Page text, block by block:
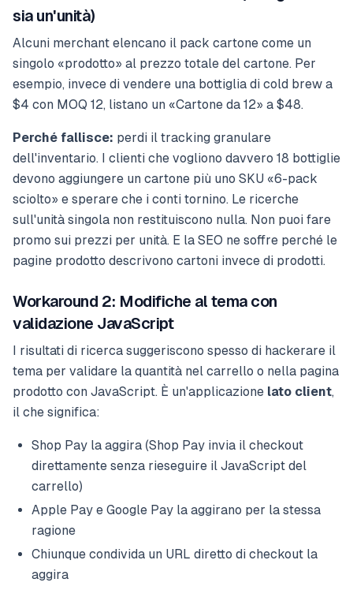
sia un'unità)
Alcuni merchant elencano il pack cartone come un
singolo «prodotto» al prezzo totale del cartone. Per
esempio, invece di vendere una bottiglia di cold brew a
$4 con MOQ 12, listano un «Cartone da 12» a $48.
Perché fallisce: perdi il tracking granulare
dell'inventario. I clienti che vogliono davvero 18 bottiglie
devono aggiungere un cartone più uno SKU «6-pack
sciolto» e sperare che i conti tornino. Le ricerche
sull'unità singola non restituiscono nulla. Non puoi fare
promo sui prezzi per unità. E la SEO ne soffre perché le
pagine prodotto descrivono cartoni invece di prodotti.
Workaround 2: Modifiche al tema con
validazione JavaScript
I risultati di ricerca suggeriscono spesso di hackerare il
tema per validare la quantità nel carrello o nella pagina
prodotto con JavaScript. È un'applicazione lato client,
il che significa:
Shop Pay la aggira (Shop Pay invia il checkout
direttamente senza rieseguire il JavaScript del
carrello)
Apple Pay e Google Pay la aggirano per la stessa
ragione
Chiunque condivida un URL diretto di checkout la
aggira